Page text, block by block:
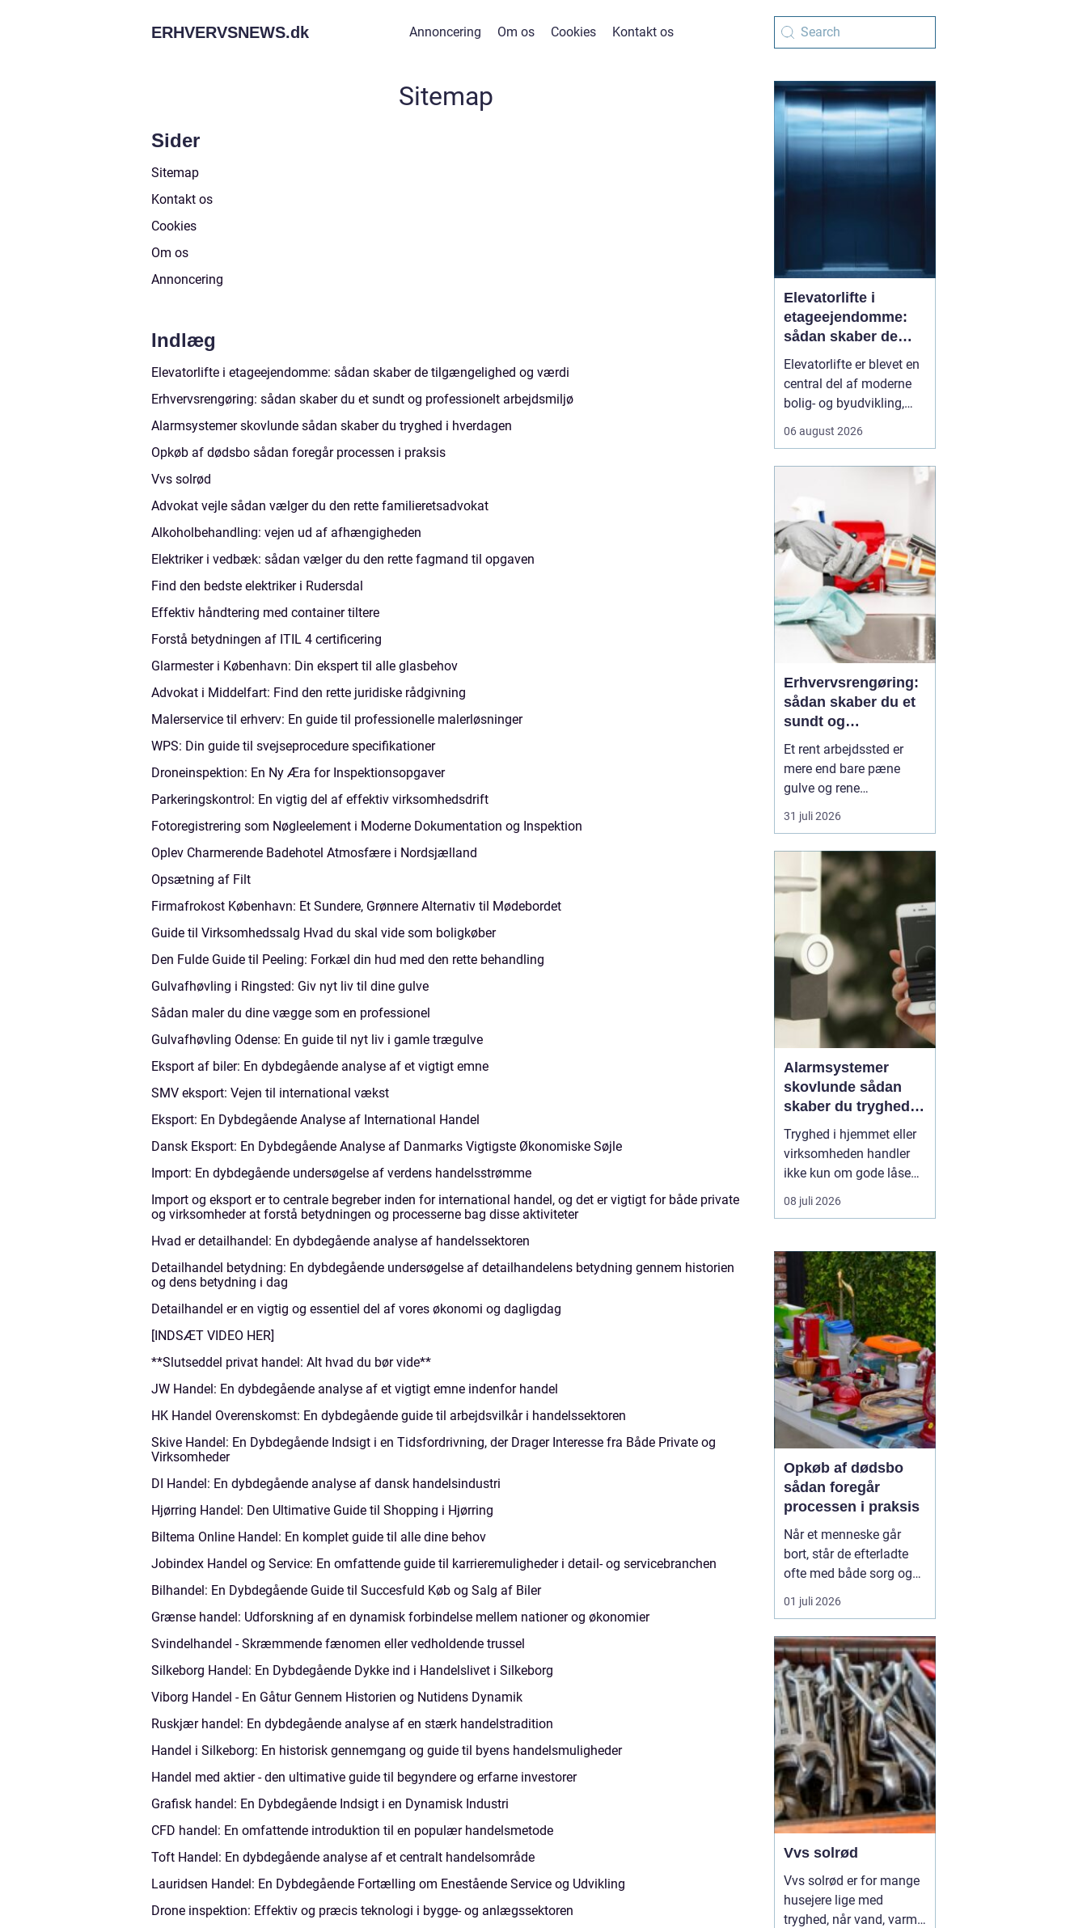
ERHVERVSNEWS.dk Annoncering Om os Cookies Kontakt os
Sitemap
Sider
Sitemap
Kontakt os
Cookies
Om os
Annoncering
Indlæg
Elevatorlifte i etageejendomme: sådan skaber de tilgængelighed og værdi
Erhvervsrengøring: sådan skaber du et sundt og professionelt arbejdsmiljø
Alarmsystemer skovlunde sådan skaber du tryghed i hverdagen
Opkøb af dødsbo sådan foregår processen i praksis
Vvs solrød
Advokat vejle sådan vælger du den rette familieretsadvokat
Alkoholbehandling: vejen ud af afhængigheden
Elektriker i vedbæk: sådan vælger du den rette fagmand til opgaven
Find den bedste elektriker i Rudersdal
Effektiv håndtering med container tiltere
Forstå betydningen af ITIL 4 certificering
Glarmester i København: Din ekspert til alle glasbehov
Advokat i Middelfart: Find den rette juridiske rådgivning
Malerservice til erhverv: En guide til professionelle malerløsninger
WPS: Din guide til svejseprocedure specifikationer
Droneinspektion: En Ny Æra for Inspektionsopgaver
Parkeringskontrol: En vigtig del af effektiv virksomhedsdrift
Fotoregistrering som Nøgleelement i Moderne Dokumentation og Inspektion
Oplev Charmerende Badehotel Atmosfære i Nordsjælland
Opsætning af Filt
Firmafrokost København: Et Sundere, Grønnere Alternativ til Mødebordet
Guide til Virksomhedssalg Hvad du skal vide som boligkøber
Den Fulde Guide til Peeling: Forkæl din hud med den rette behandling
Gulvafhøvling i Ringsted: Giv nyt liv til dine gulve
Sådan maler du dine vægge som en professionel
Gulvafhøvling Odense: En guide til nyt liv i gamle trægulve
Eksport af biler: En dybdegående analyse af et vigtigt emne
SMV eksport: Vejen til international vækst
Eksport: En Dybdegående Analyse af International Handel
Dansk Eksport: En Dybdegående Analyse af Danmarks Vigtigste Økonomiske Søjle
Import: En dybdegående undersøgelse af verdens handelsstrømme
Import og eksport er to centrale begreber inden for international handel, og det er vigtigt for både private
og virksomheder at forstå betydningen og processerne bag disse aktiviteter
Hvad er detailhandel: En dybdegående analyse af handelssektoren
Detailhandel betydning: En dybdegående undersøgelse af detailhandelens betydning gennem historien
og dens betydning i dag
Detailhandel er en vigtig og essentiel del af vores økonomi og dagligdag
[INDSÆT VIDEO HER]
**Slutseddel privat handel: Alt hvad du bør vide**
JW Handel: En dybdegående analyse af et vigtigt emne indenfor handel
HK Handel Overenskomst: En dybdegående guide til arbejdsvilkår i handelssektoren
Skive Handel: En Dybdegående Indsigt i en Tidsfordrivning, der Drager Interesse fra Både Private og
Virksomheder
DI Handel: En dybdegående analyse af dansk handelsindustri
Hjørring Handel: Den Ultimative Guide til Shopping i Hjørring
Biltema Online Handel: En komplet guide til alle dine behov
Jobindex Handel og Service: En omfattende guide til karrieremuligheder i detail- og servicebranchen
Bilhandel: En Dybdegående Guide til Succesfuld Køb og Salg af Biler
Grænse handel: Udforskning af en dynamisk forbindelse mellem nationer og økonomier
Svindelhandel - Skræmmende fænomen eller vedholdende trussel
Silkeborg Handel: En Dybdegående Dykke ind i Handelslivet i Silkeborg
Viborg Handel - En Gåtur Gennem Historien og Nutidens Dynamik
Ruskjær handel: En dybdegående analyse af en stærk handelstradition
Handel i Silkeborg: En historisk gennemgang og guide til byens handelsmuligheder
Handel med aktier - den ultimative guide til begyndere og erfarne investorer
Grafisk handel: En Dybdegående Indsigt i en Dynamisk Industri
CFD handel: En omfattende introduktion til en populær handelsmetode
Toft Handel: En dybdegående analyse af et centralt handelsområde
Lauridsen Handel: En Dybdegående Fortælling om Enestående Service og Udvikling
Drone inspektion: Effektiv og præcis teknologi i bygge- og anlægssektoren
Elevatorlifte i
etageejendomme:
sådan skaber de
tilgængelighed og
værdi
Elevatorlifte er blevet en
central del af moderne
bolig- og byudvikling,
etageejendomme, hvor
ejerforening ønsker
bedre tilgængelighed,
handler det ...
06 august 2026
Erhvervsrengøring:
sådan skaber du et
sundt og
professionelt
arbejdsmiljø
Et rent arbejdssted er
mere end bare pæne
gulve og rene
skriveborde. For mange
virksomheder er
forbundet med både
medarbejdernes trivsel,
kundernes
førstehåndsindtryk og
den daglige drift. Nå...
31 juli 2026
Alarmsystemer
skovlunde sådan
skaber du tryghed i
hverdagen
Tryghed i hjemmet eller
virksomheden handler
ikke kun om gode låse
og opmærksomme
naboer. Flere og flere
professionelle
alarmsystemer som et
ekstra lag beskyttelse. I
Skovlunde og omegn er
udviklingen tydelig, og
mange kigger målrettet
e...
08 juli 2026
Opkøb af dødsbo
sådan foregår
processen i praksis
Når et menneske går
bort, står de efterladte
ofte med både sorg og
en lang række praktiske
opgaver. En af de mest
afvikle boligen. Herkan
opkøb af dødsbo være...
01 juli 2026
Vvs solrød
Vvs solrød er for mange
husejere lige med
tryghed, når vand, varme